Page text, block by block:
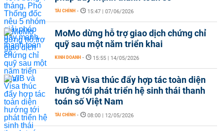
TÀI CHÍNH - 15:47 | 07/06/2026
MoMo dừng hỗ trợ giao dịch chứng chỉ
quỹ sau một năm triển khai
KINH DOANH - 15:55 | 14/05/2026
VIB và Visa thúc đẩy hợp tác toàn diện
hướng tới phát triển hệ sinh thái thanh
toán số Việt Nam
TÀI CHÍNH - 08:00 | 12/05/2026